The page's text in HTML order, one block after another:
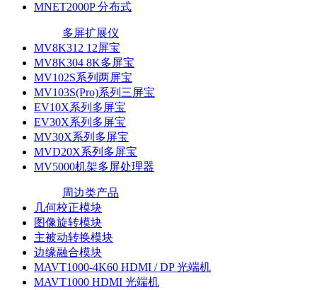
MNET2000P 分布式
多屏扩展仪
MV8K312 12屏宝
MV8K304 8K多屏宝
MV102S系列两屏宝
MV103S(Pro)系列三屏宝
EV10X系列多屏宝
EV30X系列多屏宝
MV30X系列多屏宝
MVD20X系列多屏宝
MV5000机架多屏处理器
周边类产品
几何校正模块
图像旋转模块
主被动转换模块
边缘融合模块
MAVT1000-4K60 HDMI / DP 光端机
MAVT1000 HDMI 光端机